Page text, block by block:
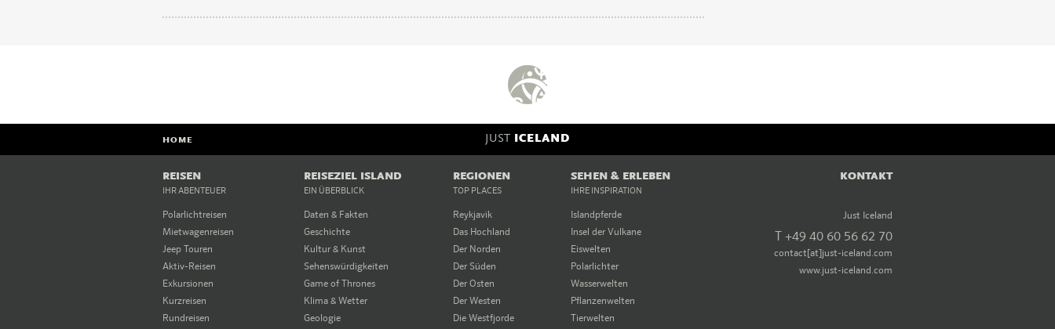
JUST ICELAND
HOME
REISEN
IHR ABENTEUER
Polarlichtreisen
Mietwagenreisen
Jeep Touren
Aktiv-Reisen
Exkursionen
Kurzreisen
Rundreisen
REISEZIEL ISLAND
EIN ÜBERBLICK
Daten & Fakten
Geschichte
Kultur & Kunst
Sehenswürdigkeiten
Game of Thrones
Klima & Wetter
Geologie
REGIONEN
TOP PLACES
Reykjavik
Das Hochland
Der Norden
Der Süden
Der Osten
Der Westen
Die Westfjorde
SEHEN & ERLEBEN
IHRE INSPIRATION
Islandpferde
Insel der Vulkane
Eiswelten
Polarlichter
Wasserwelten
Pflanzenwelten
Tierwelten
KONTAKT
Just Iceland
T +49 40 60 56 62 70
contact[at]just-iceland.com
www.just-iceland.com